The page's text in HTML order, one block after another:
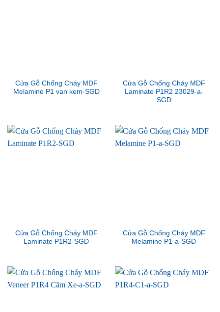
Cửa Gỗ Chống Cháy MDF
Melamine P1 van kem-SGD
Cửa Gỗ Chống Cháy MDF
Laminate P1R2 23029-a-
SGD
Cửa Gỗ Chống Cháy MDF
Laminate P1R2-SGD
Cửa Gỗ Chống Cháy MDF
Melamine P1-a-SGD